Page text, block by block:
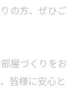
の方、ぜひご
屋づくりをお
皆様に安心と